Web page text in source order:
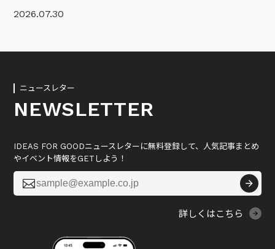
2026.07.30
ニュースレター
NEWSLETTER
IDEAS FOR GOODニュースレターに無料登録して、人気記事まとめ
やイベント情報をGETしよう！

詳しくはこちら